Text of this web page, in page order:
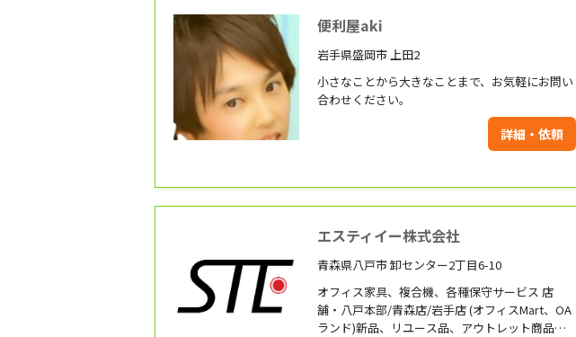
便利屋aki
岩手県盛岡市 上田2
小さなことから大きなことまで、お気軽にお問い
合わせください。
詳細・依頼
エスティイー株式会社
青森県八戸市 卸センター2丁目6-10
オフィス家具、複合機、各種保守サービス 店
舗・八戸本部/青森店/岩手店 (オフィスMart、OA
ランド)新品、リユース品、アウトレット商品